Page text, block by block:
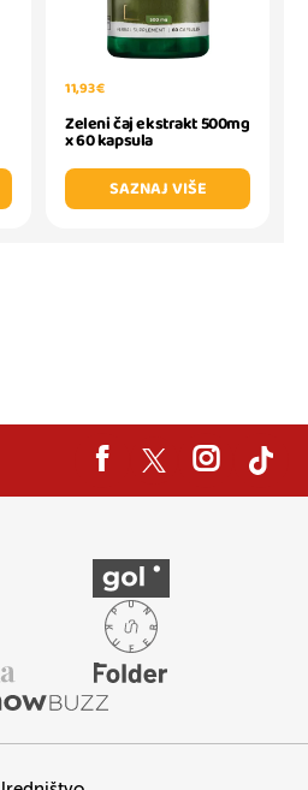
11,93 €
Zeleni čaj ekstrakt 500mg
x 60 kapsula
SAZNAJ VIŠE